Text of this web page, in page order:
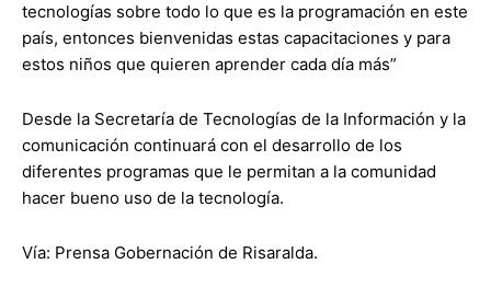
tecnologías sobre todo lo que es la programación en este
país, entonces bienvenidas estas capacitaciones y para
estos niños que quieren aprender cada día más”
Desde la Secretaría de Tecnologías de la Información y la
comunicación continuará con el desarrollo de los
diferentes programas que le permitan a la comunidad
hacer bueno uso de la tecnología.
Vía: Prensa Gobernación de Risaralda.